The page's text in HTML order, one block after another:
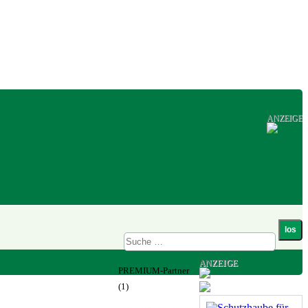
ANZEIGE
ANZEIGE
PREMIUM-Partner
(1)